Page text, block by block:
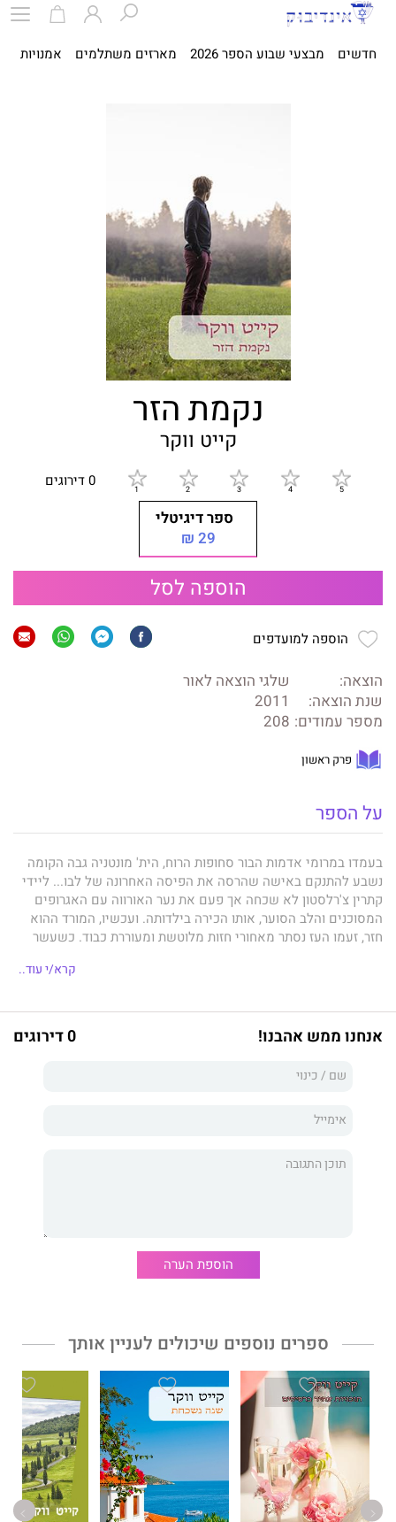
חדשים מבצעי שבוע הספר 2026 מארזים משתלמים אמנויות
נקמת הזר
קייט ווקר
0 דירוגים
ספר דיגיטלי
29 ₪
הוספה לסל
הוספה למועדפים
הוצאה:
שלגי הוצאה לאור
שנת הוצאה:
2011
מספר עמודים: 208
פרק ראשון
על הספר
בעמדו במרומי אדמות הבור סחופות הרוח, הית' מונטניה גבה הקומה
נשבע להתנקם באישה שהרסה את הפיסה האחרונה של לבו... ליידי
קתרין צ'רלסטון לא שכחה אך פעם את נער האורווה עם האגרופים
המסוכנים והלב הסוער, אותו הכירה בילדותה. ועכשיו, המורד ההוא
חזר, זעמו העז נסתר מאחורי חזות מלוטשת ומעוררת כבוד. כשעשר
להט, תשוקתו הכמוסה ביותר של הית' הופכת לממשית... הוא יזכה
קרא/י עוד..
אנחנו ממש אהבנו! 0 דירוגים
הוספת הערה
ספרים נוספים שיכולים לעניין אותך